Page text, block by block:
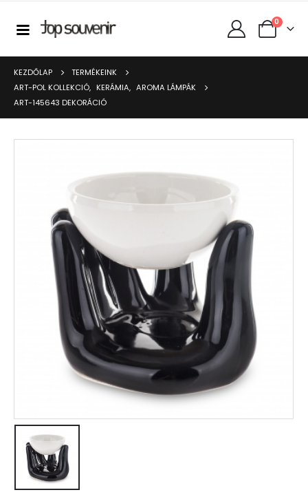
0
KEZDŐLAP
TERMÉKEINK
ART-POL KOLLEKCIÓ, KERÁMIA, AROMA LÁMPÁK
ART-145643 DEKORÁCIÓ